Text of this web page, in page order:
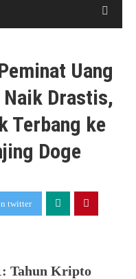
Uang
Drastis,
Terbang ke
Doge
twitter
Tahun Kripto